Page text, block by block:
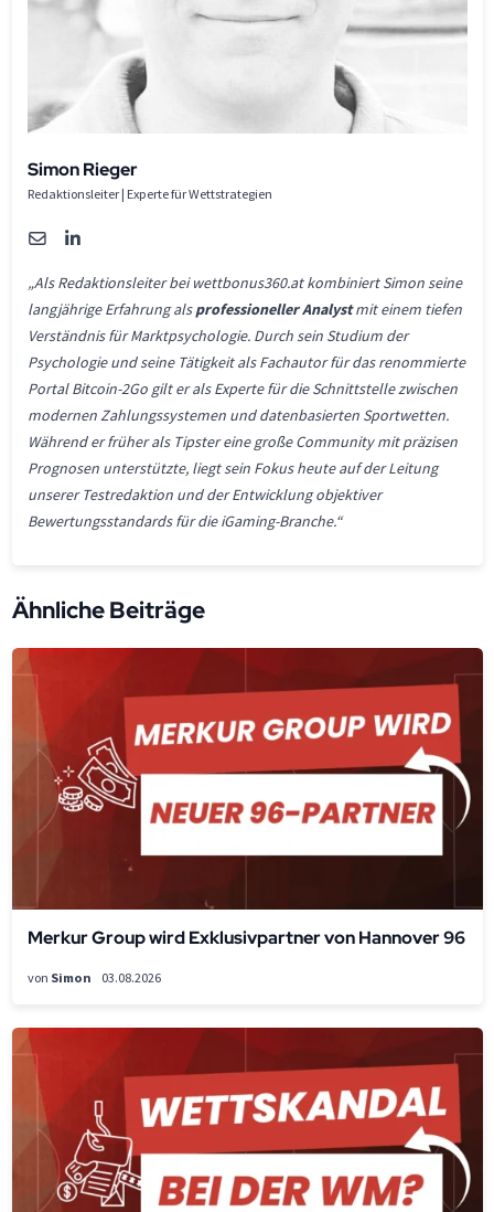
Simon Rieger
Redaktionsleiter | Experte für Wettstrategien
„Als Redaktionsleiter bei wettbonus360.at kombiniert Simon seine
langjährige Erfahrung alsprofessioneller Analystmit einem tiefen
Verständnis für Marktpsychologie. Durch sein Studium der
Psychologie und seine Tätigkeit als Fachautor für das renommierte
Portal Bitcoin-2Go gilt er als Experte für die Schnittstelle zwischen
modernen Zahlungssystemen und datenbasierten Sportwetten.
Während er früher als Tipster eine große Community mit präzisen
Prognosen unterstützte, liegt sein Fokus heute auf der Leitung
unserer Testredaktion und der Entwicklung objektiver
Bewertungsstandards für die iGaming-Branche.“
Ähnliche Beiträge
Merkur Group wird Exklusivpartner von Hannover 96
von Simon 03.08.2026